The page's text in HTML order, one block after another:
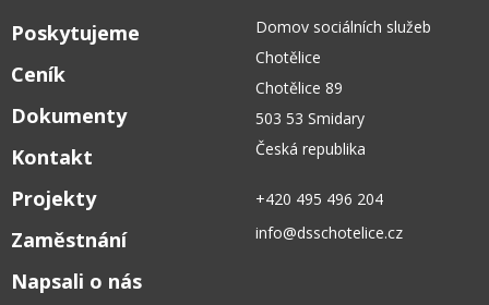
Poskytujeme
Ceník
Dokumenty
Kontakt
Projekty
Zaměstnání
Napsali o nás
Domov sociálních služeb
Chotělice
Chotělice 89
503 53 Smidary
Česká republika
+420 495 496 204
info@dsschotelice.cz